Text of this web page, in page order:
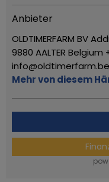
Anbieter
OLDTIMERFARM BV
9880 AALTER
info@oldtimerfarm.be
Mehr von diesem